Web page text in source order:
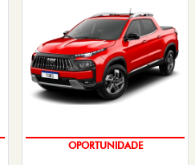
PREÇOS REDUZIDOS